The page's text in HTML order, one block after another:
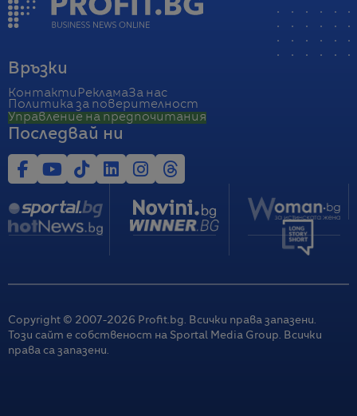
Връзки
Контакти РекламаЗа нас
Политика за поверителност
Управление на предпочитания
Последвай ни
Copyright © 2007-2026 Profit.bg. Всички права запазени.
Този сайт е собственост на Sportal Media Group. Всички
права са запазени.